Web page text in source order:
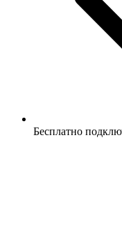
Бесплатно